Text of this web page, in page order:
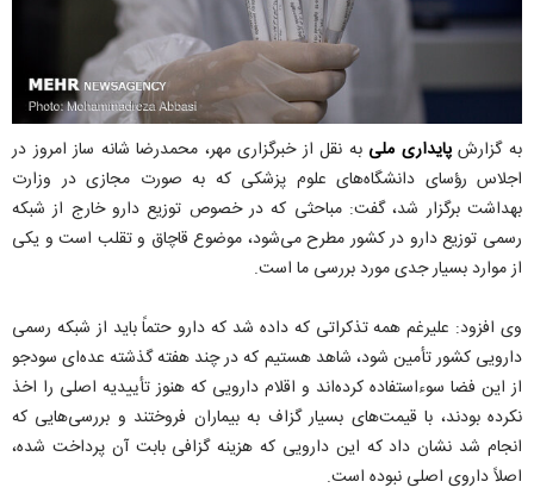
به گزارشپایداری ملیبه نقل از خبرگزاری مهر، محمدرضا شانه ساز امروز در
اجلاس رؤسای دانشگاه‌های علوم پزشکی که به صورت مجازی در وزارت
بهداشت برگزار شد، گفت: مباحثی که در خصوص توزیع دارو خارج از شبکه
رسمی توزیع دارو در کشور مطرح می‌شود، موضوع قاچاق و تقلب است و یکی
از موارد بسیار جدی مورد بررسی ما است.
وی افزود: علیرغم همه تذکراتی که داده شد که دارو حتماً باید از شبکه رسمی
دارویی کشور تأمین شود، شاهد هستیم که در چند هفته گذشته عده‌ای سودجو
از این فضا سوءاستفاده کرده‌اند و اقلام دارویی که هنوز تأییدیه اصلی را اخذ
نکرده بودند، با قیمت‌های بسیار گزاف به بیماران فروختند و بررسی‌هایی که
انجام شد نشان داد که این دارویی که هزینه گزافی بابت آن پرداخت شده،
اصلاً داروی اصلی نبوده است.